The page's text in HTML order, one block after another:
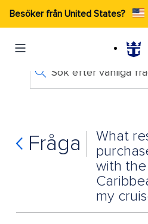
Besöker från United States?
Sök efter vanliga
Fråga
What
with the
my